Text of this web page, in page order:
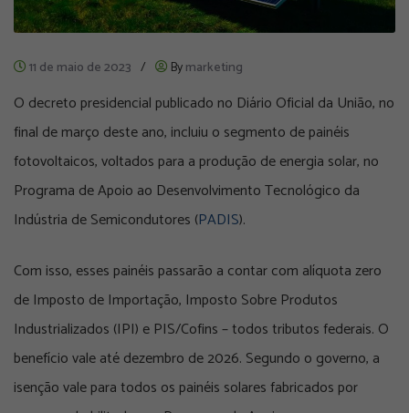
11 de maio de 2023 / Bymarketing
O decreto presidencial publicado no Diário Oficial da União, no
final de março deste ano, incluiu o segmento de painéis
fotovoltaicos, voltados para a produção de energia solar, no
Programa de Apoio ao Desenvolvimento Tecnológico da
Indústria de Semicondutores (PADIS).
Com isso, esses painéis passarão a contar com alíquota zero
de Imposto de Importação, Imposto Sobre Produtos
Industrializados (IPI) e PIS/Cofins – todos tributos federais. O
benefício vale até dezembro de 2026. Segundo o governo, a
isenção vale para todos os painéis solares fabricados por